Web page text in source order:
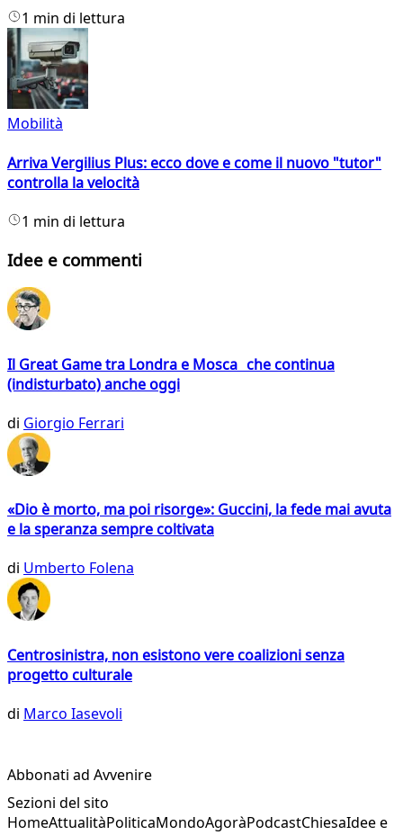
1 min di lettura
Mobilità
Arriva Vergilius Plus: ecco dove e come il nuovo "tutor"
controlla la velocità
1 min di lettura
Idee e commenti
Il Great Game tra Londra e Mosca che continua
(indisturbato) anche oggi
di Giorgio Ferrari
«Dio è morto, ma poi risorge»: Guccini, la fede mai avuta
e la speranza sempre coltivata
di Umberto Folena
Centrosinistra, non esistono vere coalizioni senza
progetto culturale
di Marco Iasevoli
Abbonati ad Avvenire
Sezioni del sito
HomeAttualitàPoliticaMondoAgoràPodcastChiesaIdee e